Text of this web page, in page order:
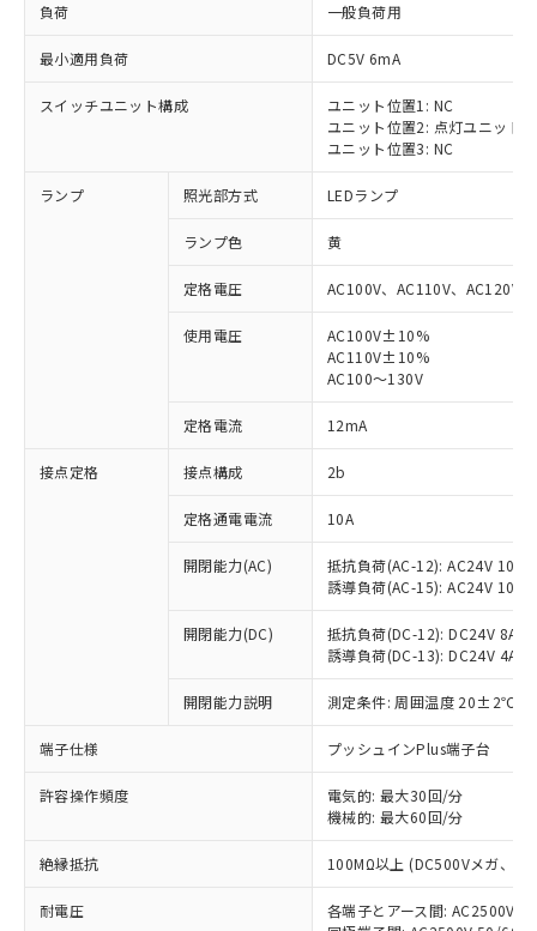
負荷 一般負荷用
最小適用負荷 DC5V 6mA
スイッチユニット構成
ユニット位置1: NC
ユニット位置2: 点灯ユニット
ユニット位置3: NC
ランプ 照光部方式 LEDランプ
ランプ色 黄
定格電圧 AC100V、AC110V、AC120V
使用電圧
AC100V±10%
AC110V±10%
AC100～130V
定格電流 12mA
接点定格 接点構成 2b
定格通電電流 10A
開閉能力(AC)
抵抗負荷(AC-12): AC24V 10A/
誘導負荷(AC-15): AC24V
開閉能力(DC)
抵抗負荷(DC-12): DC24V 8A/
誘導負荷(DC-13): DC24V 4A/
開閉能力説明 測定条件: 周囲温度 20±2℃、
端子仕様 プッシュインPlus端子台
許容操作頻度
電気的: 最大30回/分
機械的: 最大60回/分
絶縁抵抗 100MΩ以上 (DC500Vメガ、点
耐電圧
各端子とアース間: AC2500V
ご利用条件
以下の条件をお読みいただき、同意のうえ
本サービスは、当社制御機器事業取扱
商品の当社在庫状況および標準価格
(税抜)を提供させていただくもので
当社制御機器事業取扱商品の中には、
本サービスの対象外となる商品もある
ことをご了承ください。
在庫状況および標準価格照会結果は、
記載している更新日時点での社内デー
タに基づき作成されるものであり、閲
準価格とは異なる場合があることをご
対応済み：EU RoHS指令（10物質）の
非含有に対応した製品が提供可能な商品で
対応予定：EU RoHS指令（10物質）の非含
有に対応した製品に切り替える予定のある
対応予定なし：EU RoHS指令（10物質）の
非含有に非対応の商品で、対応品を出す予
調査・確認中：EU RoHS指令（10物質）の
非含有の対応状況を調査中または確認中の
非該当品：ライセンス料など無形物で、有
害物質有無と関係のない商品です。
仕入先様の事情により、非含有部品として
いたものが、含有品と判明した場合などや
むを得ず変更することがあります。
*EU RoHS指令（10物質）：
鉛(Pb) 1000ppm以下、 水銀(Hg) 1000ppm以下、 カド
六価クロム(Cr(Ⅵ)) 1000ppm以下、ポリ臭化ビフェニル
「○」：最大均質材料含有率が中国RoHSの
基準値以下であることを示します。
「×」：最大均質材料含有率が中国RoHSの
基準値を超えていることを示します。
「－」：未確認です。当社販売部門へお問
当社は、これら貴社製品のうち、外国
為替および外国貿易法に定める商品
（以下｢規制貨物等」という）を輸出
または国外への提供する場合は、日本
国政府の輸出許可(または役務取引許
可)を取得するなどの必要な手続きを